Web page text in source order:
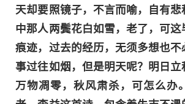
天却要照镜子，不言而喻，自有
中那人两鬓花白如雪，老了，可
痕迹，过去的经历，无须多想也
事过往如烟，但是明天呢？明日立
万物凋零，秋风肃杀，可怎么办